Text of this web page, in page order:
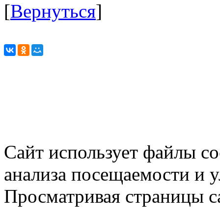
[Вернуться]
Сайт использует файлы
анализа посещаемости и
Просматривая страницы